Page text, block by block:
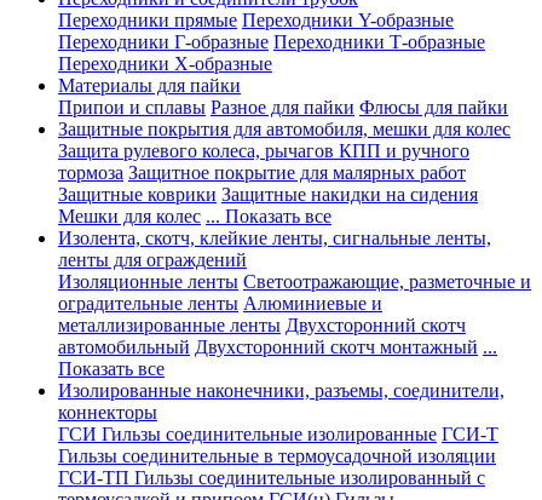
Переходники прямые Переходники Y-образные
Переходники Г-образные Переходники Т-образные
Переходники Х-образные
Материалы для пайки
Припои и сплавы Разное для пайки Флюсы для пайки
Защитные покрытия для автомобиля, мешки для колес
Защита рулевого колеса, рычагов КПП и ручного
тормоза Защитное покрытие для малярных работ
Защитные коврики Защитные накидки на сидения
Мешки для колес ... Показать все
Изолента, скотч, клейкие ленты, сигнальные ленты,
ленты для ограждений
Изоляционные ленты Светоотражающие, разметочные и
оградительные ленты Алюминиевые и
металлизированные ленты Двухсторонний скотч
автомобильный Двухсторонний скотч монтажный ...
Показать все
Изолированные наконечники, разъемы, соединители,
коннекторы
ГСИ Гильзы соединительные изолированные ГСИ-Т
Гильзы соединительные в термоусадочной изоляции
ГСИ-ТП Гильзы соединительные изолированный с